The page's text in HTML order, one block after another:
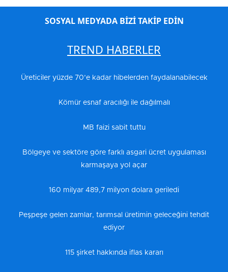
SOSYAL MEDYADA BİZİ TAKİP EDİN
TREND HABERLER
Üreticiler yüzde 70’e kadar hibelerden faydalanabilecek
Kömür esnaf aracılığı ile dağılmalı
MB faizi sabit tuttu
Bölgeye ve sektöre göre farklı asgari ücret uygulaması
karmaşaya yol açar
160 milyar 489,7 milyon dolara geriledi
Peşpeşe gelen zamlar, tarımsal üretimin geleceğini tehdit
ediyor
115 şirket hakkında iflas kararı